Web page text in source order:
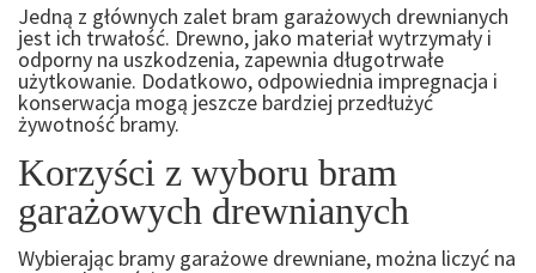
Jedną z głównych zalet bram garażowych drewnianych
jest ich trwałość. Drewno, jako materiał wytrzymały i
odporny na uszkodzenia, zapewnia długotrwałe
użytkowanie. Dodatkowo, odpowiednia impregnacja i
konserwacja mogą jeszcze bardziej przedłużyć
żywotność bramy.
Korzyści z wyboru bram
garażowych drewnianych
Wybierając bramy garażowe drewniane, można liczyć na